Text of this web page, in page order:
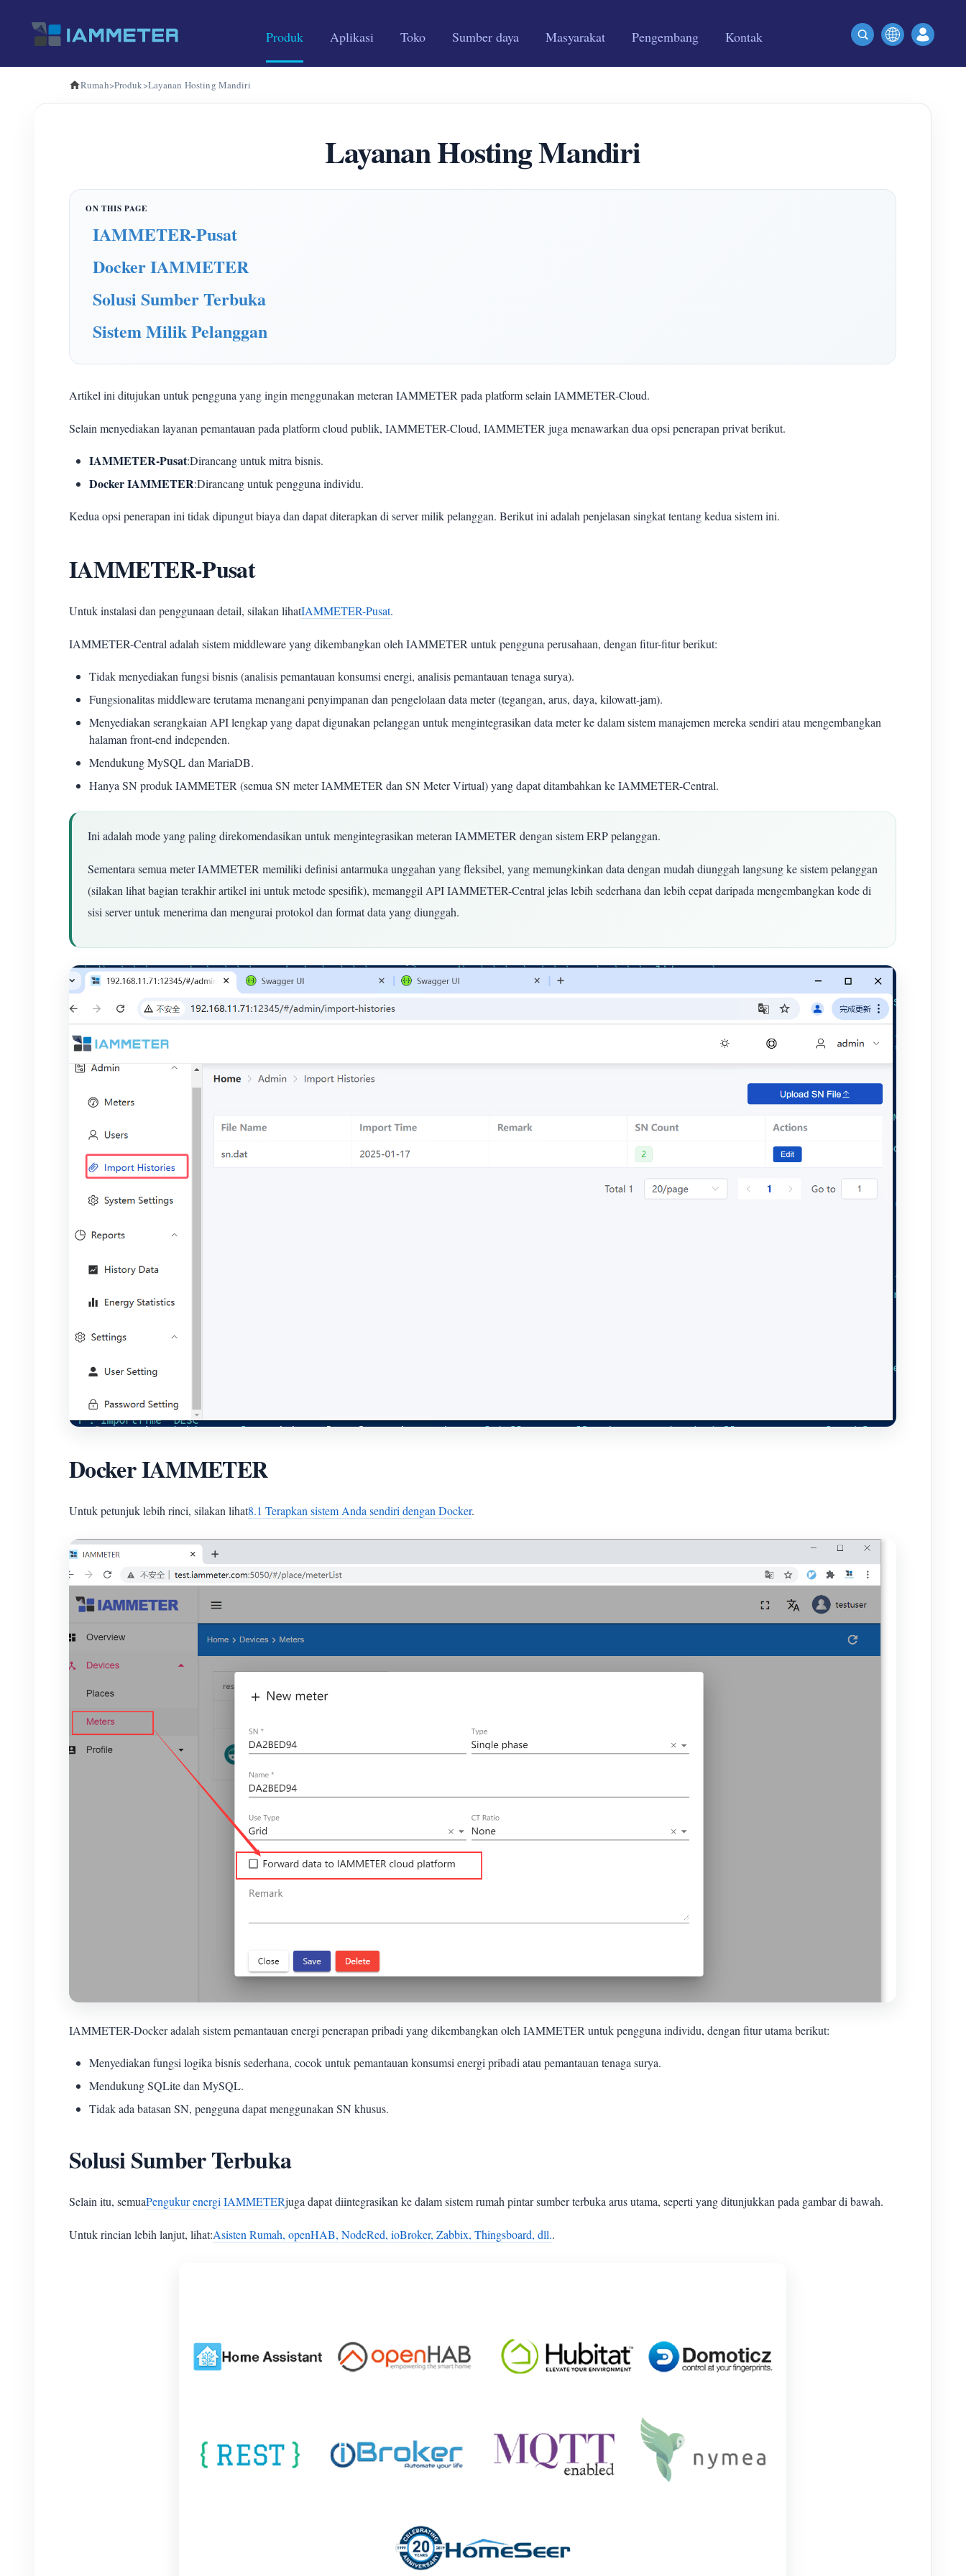
Produk Aplikasi Toko Sumber daya Masyarakat Pengembang Kontak
Rumah>Produk>Layanan Hosting Mandiri
Layanan Hosting Mandiri
IAMMETER-Pusat
Docker IAMMETER
Solusi Sumber Terbuka
Sistem Milik Pelanggan
Artikel ini ditujukan untuk pengguna yang ingin menggunakan meteran IAMMETER pada platform selain IAMMETER-Cloud.
Selain menyediakan layanan pemantauan pada platform cloud publik, IAMMETER-Cloud, IAMMETER juga menawarkan dua opsi penerapan privat berikut.
IAMMETER-Pusat:Dirancang untuk mitra bisnis.
Docker IAMMETER:Dirancang untuk pengguna individu.
Kedua opsi penerapan ini tidak dipungut biaya dan dapat diterapkan di server milik pelanggan. Berikut ini adalah penjelasan singkat tentang kedua sistem ini.
IAMMETER-Pusat
Untuk instalasi dan penggunaan detail, silakan lihatIAMMETER-Pusat.
IAMMETER-Central adalah sistem middleware yang dikembangkan oleh IAMMETER untuk pengguna perusahaan, dengan fitur-fitur berikut:
Tidak menyediakan fungsi bisnis (analisis pemantauan konsumsi energi, analisis pemantauan tenaga surya).
Fungsionalitas middleware terutama menangani penyimpanan dan pengelolaan data meter (tegangan, arus, daya, kilowatt-jam).
Menyediakan serangkaian API lengkap yang dapat digunakan pelanggan untuk mengintegrasikan data meter ke dalam sistem manajemen mereka sendiri atau mengembangkan
halaman front-end independen.
Mendukung MySQL dan MariaDB.
Hanya SN produk IAMMETER (semua SN meter IAMMETER dan SN Meter Virtual) yang dapat ditambahkan ke IAMMETER-Central.
Ini adalah mode yang paling direkomendasikan untuk mengintegrasikan meteran IAMMETER dengan sistem ERP pelanggan.
Sementara semua meter IAMMETER memiliki definisi antarmuka unggahan yang fleksibel, yang memungkinkan data dengan mudah diunggah langsung ke sistem pelanggan
(silakan lihat bagian terakhir artikel ini untuk metode spesifik), memanggil API IAMMETER-Central jelas lebih sederhana dan lebih cepat daripada mengembangkan kode di
sisi server untuk menerima dan mengurai protokol dan format data yang diunggah.
Docker IAMMETER
Untuk petunjuk lebih rinci, silakan lihat8.1 Terapkan sistem Anda sendiri dengan Docker.
IAMMETER-Docker adalah sistem pemantauan energi penerapan pribadi yang dikembangkan oleh IAMMETER untuk pengguna individu, dengan fitur utama berikut:
Menyediakan fungsi logika bisnis sederhana, cocok untuk pemantauan konsumsi energi pribadi atau pemantauan tenaga surya.
Mendukung SQLite dan MySQL.
Tidak ada batasan SN, pengguna dapat menggunakan SN khusus.
Solusi Sumber Terbuka
Selain itu, semuaPengukur energi IAMMETERjuga dapat diintegrasikan ke dalam sistem rumah pintar sumber terbuka arus utama, seperti yang ditunjukkan pada gambar di bawah.
Untuk rincian lebih lanjut, lihat:Asisten Rumah, openHAB, NodeRed, ioBroker, Zabbix, Thingsboard, dll..